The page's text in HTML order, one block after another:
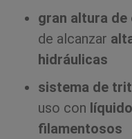
gran altura de
de alcanzar
hidráulicas
sistema de
uso con
filamentosos